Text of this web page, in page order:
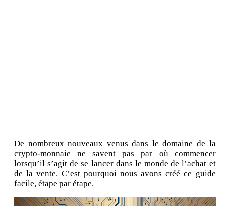
De nombreux nouveaux venus dans le domaine de la
crypto-monnaie ne savent pas par où commencer
lorsqu’il s’agit de se lancer dans le monde de l’achat et
de la vente. C’est pourquoi nous avons créé ce guide
facile, étape par étape.